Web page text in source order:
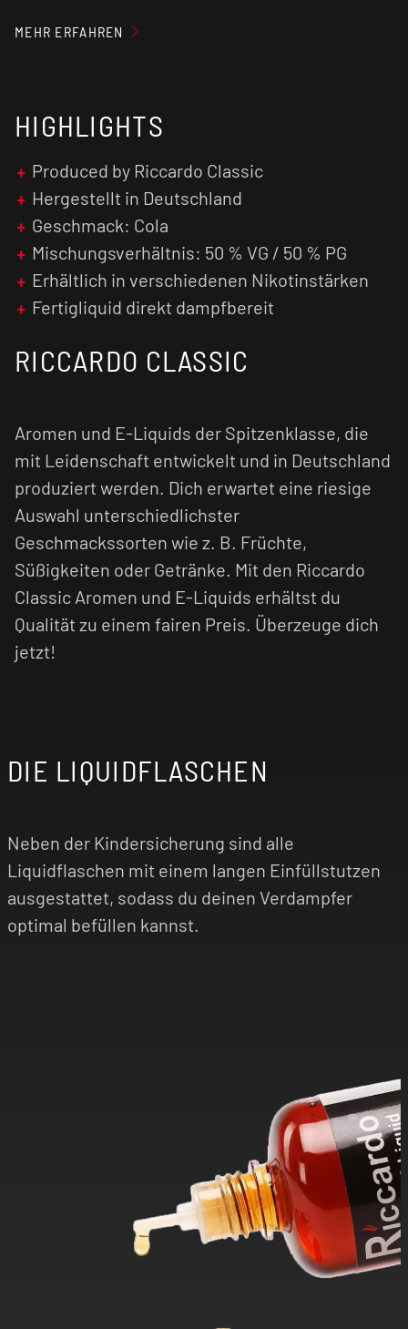
MEHR ERFAHREN
HIGHLIGHTS
Produced by Riccardo Classic
Hergestellt in Deutschland
Geschmack: Cola
Mischungsverhältnis: 50 % VG / 50 % PG
Erhältlich in verschiedenen Nikotinstärken
Fertigliquid direkt dampfbereit
RICCARDO CLASSIC
Aromen und E-Liquids der Spitzenklasse, die
mit Leidenschaft entwickelt und in Deutschland
produziert werden. Dich erwartet eine riesige
Auswahl unterschiedlichster
Geschmackssorten wie z. B. Früchte,
Süßigkeiten oder Getränke. Mit den Riccardo
Classic Aromen und E-Liquids erhältst du
Qualität zu einem fairen Preis. Überzeuge dich
jetzt!
DIE LIQUIDFLASCHEN
Neben der Kindersicherung sind alle
Liquidflaschen mit einem langen Einfüllstutzen
ausgestattet, sodass du deinen Verdampfer
optimal befüllen kannst.